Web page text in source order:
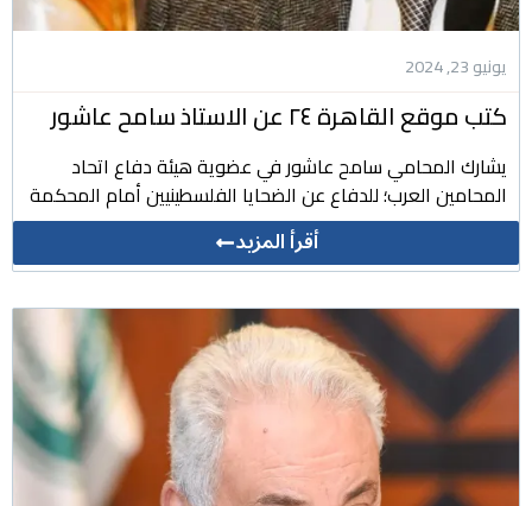
يونيو 23, 2024
كتب موقع القاهرة ٢٤ عن الاستاذ سامح عاشور
يشارك المحامي سامح عاشور في عضوية هيئة دفاع اتحاد
المحامين العرب؛ للدفاع عن الضحايا الفلسطينيين أمام المحكمة
أقرأ المزيد